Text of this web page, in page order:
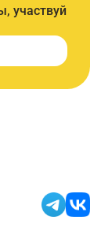
участвуй